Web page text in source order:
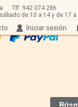
Tlf: 942 074 286
de 10 a 14 y de 17 a
Iniciar sesión